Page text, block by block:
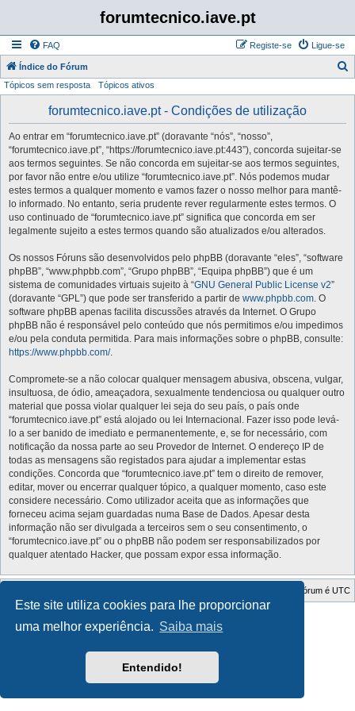
Este site utiliza cookies para lhe proporcionar
uma melhor experiência. Saiba mais
Entendido!
forumtecnico.iave.pt
FAQ Ligue-se
Registe-se
Índice do Fórum
Tópicos sem resposta Tópicos ativos
forumtecnico.iave.pt - Condições de utilização
Ao entrar em “forumtecnico.iave.pt” (doravante “nós”, “nosso”,
“forumtecnico.iave.pt”, “https://forumtecnico.iave.pt:443”), concorda sujeitar-se
aos termos seguintes. Se não concorda em sujeitar-se aos termos seguintes,
por favor não entre e/ou utilize “forumtecnico.iave.pt”. Nós podemos mudar
estes termos a qualquer momento e vamos fazer o nosso melhor para mantê-
lo informado. No entanto, seria prudente rever regularmente estes termos. O
uso continuado de “forumtecnico.iave.pt” significa que concorda em ser
legalmente sujeito a estes termos quando são atualizados e/ou alterados.
Os nossos Fóruns são desenvolvidos pelo phpBB (doravante “eles”, “software
phpBB”, “www.phpbb.com”, “Grupo phpBB”, “Equipa phpBB”) que é um
sistema de comunidades virtuais sujeito à “GNU General Public License v2”
(doravante “GPL”) que pode ser transferido a partir de www.phpbb.com. O
software phpBB apenas facilita discussões através da Internet. O Grupo
phpBB não é responsável pelo conteúdo que nós permitimos e/ou impedimos
e/ou pela conduta permitida. Para mais informações sobre o phpBB, consulte:
https://www.phpbb.com/.
Compromete-se a não colocar qualquer mensagem abusiva, obscena, vulgar,
insultuosa, de ódio, ameaçadora, sexualmente tendenciosa ou qualquer outro
material que possa violar qualquer lei seja do seu país, o país onde
“forumtecnico.iave.pt” está alojado ou lei Internacional. Fazer isso pode levá-
lo a ser banido de imediato e permanentemente, e, se for necessário, com
notificação da nossa parte ao seu Provedor de Internet. O endereço IP de
todas as mensagens são registados para ajudar a implementar estas
condições. Concorda que “forumtecnico.iave.pt” tem o direito de remover,
editar, mover ou encerrar qualquer tópico, a qualquer momento, caso este
considere necessário. Como utilizador aceita que as informações que
forneceu acima sejam guardadas numa Base de Dados. Apesar desta
informação não ser divulgada a terceiros sem o seu consentimento, o
“forumtecnico.iave.pt” ou o phpBB não podem ser responsabilizados por
qualquer atentado Hacker, que possam expor essa informação.
O Fuso Horário do Fórum é UTC
Style Developer by © GTA game
Desenvolvido porphpBB
® Forum Software © phpBB Limited
Privacidade|Termos